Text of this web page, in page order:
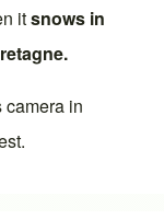
itsnows in
.
camera in